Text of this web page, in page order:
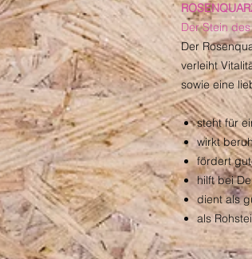
Der Stein
Der
verleiht
sowie eine
steht für
wirkt
fördert
hilft bei
dient als
als